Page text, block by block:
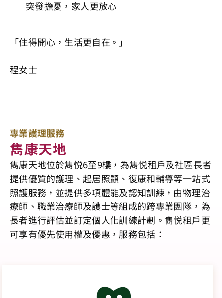
突發擔憂，家人更放心
「住得開心，生活更自在。」
程女士
專業護理服務
雋康天地
雋康天地位於雋悦6至9樓，為雋悦租戶及社區長者
提供優質的護理、起居照顧、復康和輔導等一站式
照護服務，並提供多項體能及認知訓練，由物理治
療師、職業治療師及護士等組成的跨專業團隊，為
長者進行評估並訂定個人化訓練計劃。雋悦租戶更
可享有優先使用權及優惠，服務包括：